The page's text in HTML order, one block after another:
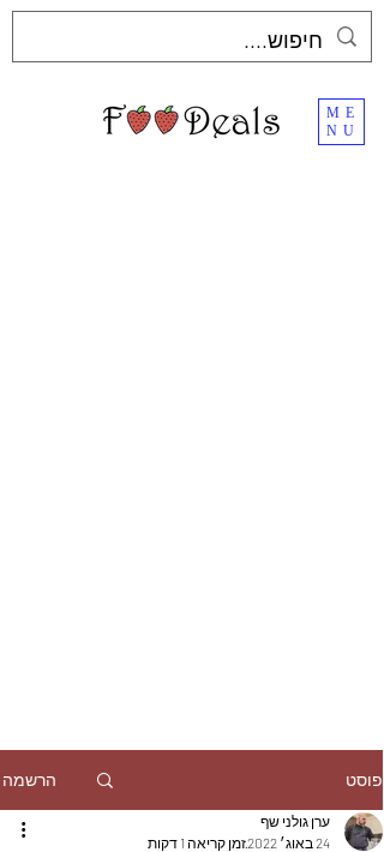
ME
NU
פוסט הרשמה
ערן גולני שף
24 באוג׳ 2022
זמן קריאה 1 דקות